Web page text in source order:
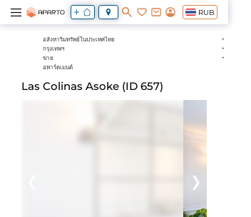
RUB
อสังหาริมทรัพย์ในประเทศไทย
กรุงเทพฯ
ขาย
อพาร์ตเมนต์
Las Colinas Asoke (ID 657)